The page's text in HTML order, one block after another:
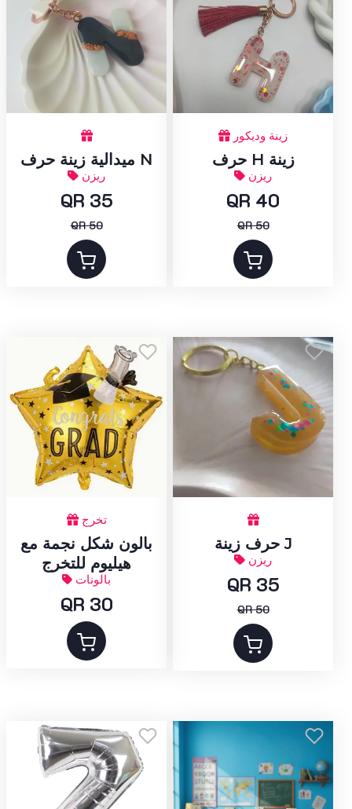
ميدالية زينة حرف N
ريزن
QR 35
QR 50
زينة وديكور
حرف H زينة
ريزن
QR 40
QR 50
تخرج
بالون شكل نجمة مع
هيليوم للتخرج
بالونات
QR 30
حرف زينة J
ريزن
QR 35
QR 50